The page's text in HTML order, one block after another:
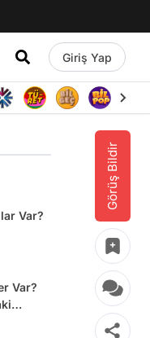
Giriş Yap
Görüş Bildir
Var?
Var?